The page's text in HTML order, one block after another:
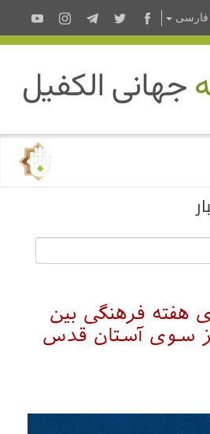
فارسى
هفته فرهنگی بین
از سوی آستان قدس